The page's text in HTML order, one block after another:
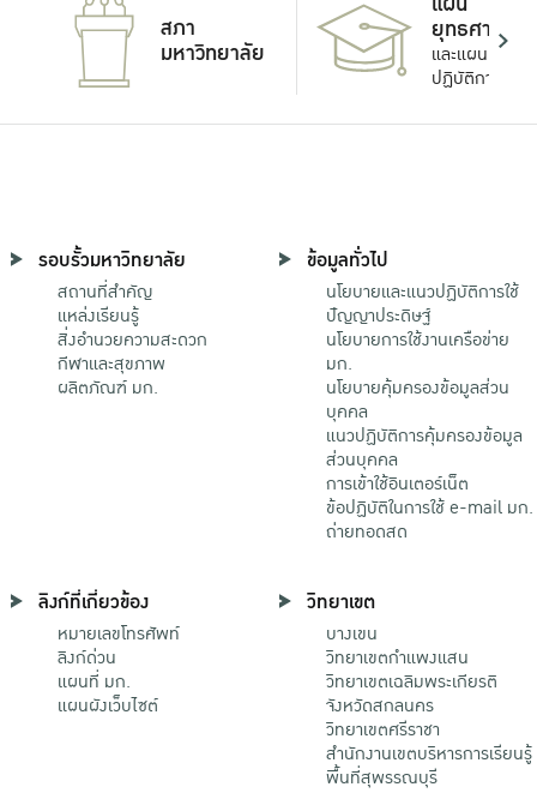
สภา
มหาวิทยาลัย
ยุทธศาสตร์
และแผน
ปฏิบัติการ
รอบรั้วมหาวิทยาลัย
สถานที่สำคัญ
แหล่งเรียนรู้
สิ่งอำนวยความสะดวก
กีฬาและสุขภาพ
ผลิตภัณฑ์ มก.
ข้อมูลทั่วไป
นโยบายและแนวปฏิบัติการใช้
ปัญญาประดิษฐ์
นโยบายการใช้งานเครือข่าย
มก.
นโยบายคุ้มครองข้อมูลส่วน
บุคคล
แนวปฏิบัติการคุ้มครองข้อมูล
ส่วนบุคคล
การเข้าใช้อินเตอร์เน็ต
ข้อปฏิบัติในการใช้ e-mail มก.
ถ่ายทอดสด
ลิงก์ที่เกี่ยวข้อง
หมายเลขโทรศัพท์
ลิงก์ด่วน
แผนที่ มก.
แผนผังเว็บไซต์
วิทยาเขต
บางเขน
วิทยาเขตกําแพงแสน
วิทยาเขตเฉลิมพระเกียรติ
จังหวัดสกลนคร
วิทยาเขตศรีราชา
สำนักงานเขตบริหารการเรียนรู้
พื้นที่สุพรรณบุรี